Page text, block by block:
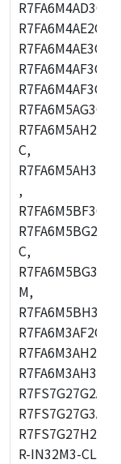
C,
,
C,
M,
R-IN32M3-CL,R-